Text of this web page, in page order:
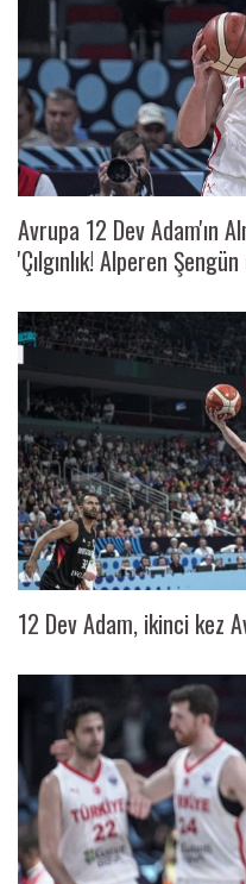
Avrupa 12 Dev Adam'ın
'Çılgınlık! Alperen
12 Dev Adam, ikinci kez